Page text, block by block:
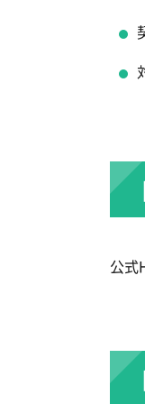
公式